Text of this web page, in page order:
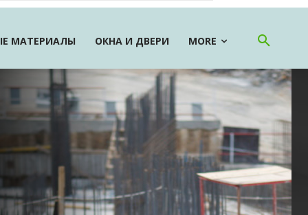
МАТЕРИАЛЫ ОКНА И ДВЕРИ MORE